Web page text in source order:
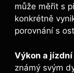
může měřit s
konkrétně
porovnání s
Výkon a
známý svým